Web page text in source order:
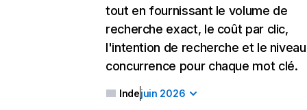
tout en fournissant le volume de
recherche exact, le coût par clic,
l'intention de recherche et le
concurrence pour chaque mot clé.
Indejuin 2026